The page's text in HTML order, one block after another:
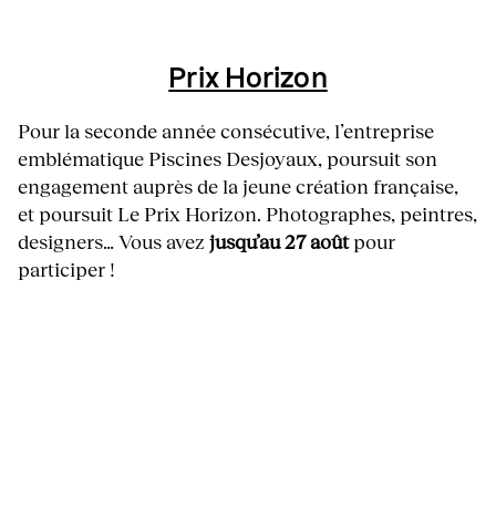
Prix Horizon
Pour la seconde année consécutive, l’entreprise
emblématique Piscines Desjoyaux, poursuit son
engagement auprès de la jeune création française,
et poursuit Le Prix Horizon. Photographes, peintres,
designers… Vous avez jusqu’au 27 aoûtpour
participer !